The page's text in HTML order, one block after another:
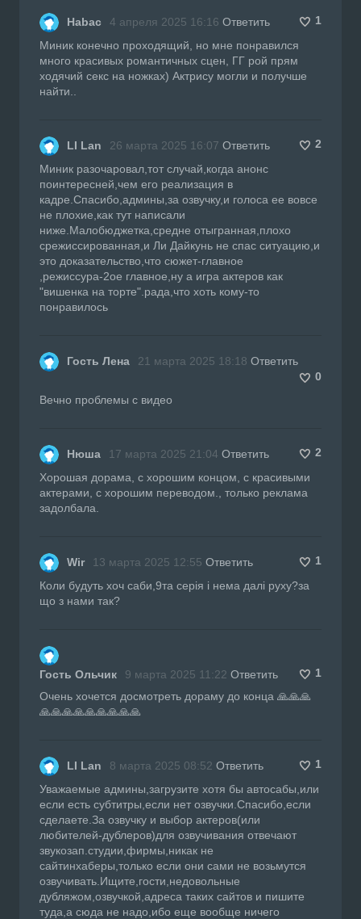
Habac 4 апреля 2025 16:16 Ответить
1
Миник конечно проходящий, но мне понравился
много красивых романтичных сцен, ГГ рой прям
ходячий секс на ножках) Актрису могли и получше
найти..
LI Lan 26 марта 2025 16:07 Ответить
2
Миник разочаровал,тот случай,когда анонс
поинтересней,чем его реализация в
кадре.Спасибо,админы,за озвучку,и голоса ее вовсе
не плохие,как тут написали
ниже.Малобюджетка,средне отыгранная,плохо
срежиссированная,и Ли Дайкунь не спас ситуацию,и
это доказательство,что сюжет-главное
,режиссура-2ое главное,ну а игра актеров как
"вишенка на торте".рада,что хоть кому-то
понравилось
Гость Лена 21 марта 2025 18:18 Ответить
0
Вечно проблемы с видео
Нюша 17 марта 2025 21:04 Ответить
2
Хорошая дорама, с хорошим концом, с красивыми
актерами, с хорошим переводом., только реклама
задолбала.
Wir 13 марта 2025 12:55 Ответить
1
Коли будуть хоч саби,9та серія і нема далі руху?за
що з нами так?
Гость Ольчик 9 марта 2025 11:22 Ответить
1
Очень хочется досмотреть дораму до конца 🙏🙏🙏
🙏🙏🙏🙏🙏🙏🙏🙏🙏
LI Lan 8 марта 2025 08:52 Ответить
1
Уважаемые админы,загрузите хотя бы автосабы,или
если есть субтитры,если нет озвучки.Спасибо,если
сделаете.За озвучку и выбор актеров(или
любителей-дублеров)для озвучивания отвечают
звукозап.студии,фирмы,никак не
сайтинхаберы,только если они сами не возьмутся
озвучивать.Ищите,гости,недовольные
дубляжом,озвучкой,адреса таких сайтов и пишите
туда,а сюда не надо,ибо еще вообще ничего